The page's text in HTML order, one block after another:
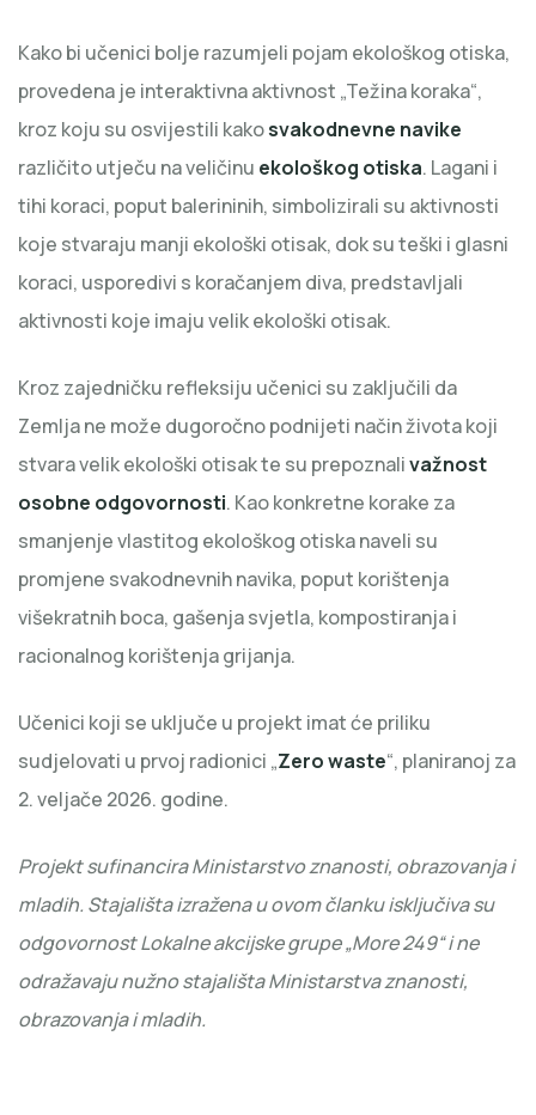
Kako bi učenici bolje razumjeli pojam ekološkog otiska,
provedena je interaktivna aktivnost „Težina koraka“,
kroz koju su osvijestili kakosvakodnevne navike
različito utječu na veličinu ekološkog otiska. Lagani i
tihi koraci, poput balerininih, simbolizirali su aktivnosti
koje stvaraju manji ekološki otisak, dok su teški i glasni
koraci, usporedivi s koračanjem diva, predstavljali
aktivnosti koje imaju velik ekološki otisak.
Kroz zajedničku refleksiju učenici su zaključili da
Zemlja ne može dugoročno podnijeti način života koji
stvara velik ekološki otisak te su prepoznalivažnost
osobne odgovornosti. Kao konkretne korake za
smanjenje vlastitog ekološkog otiska naveli su
promjene svakodnevnih navika, poput korištenja
višekratnih boca, gašenja svjetla, kompostiranja i
racionalnog korištenja grijanja.
Učenici koji se uključe u projekt imat će priliku
sudjelovati u prvoj radionici „Zero waste“, planiranoj za
2. veljače 2026. godine.
Projekt sufinancira Ministarstvo znanosti, obrazovanja i
mladih. Stajališta izražena u ovom članku isključiva su
odgovornost Lokalne akcijske grupe „More 249“ i ne
odražavaju nužno stajališta Ministarstva znanosti,
obrazovanja i mladih.